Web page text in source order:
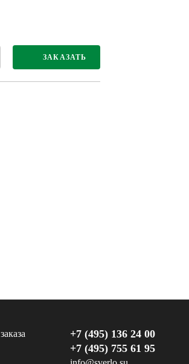
ЗАКАЗАТЬ
+7 (495) 136 24 00
+7 (495) 755 61 95